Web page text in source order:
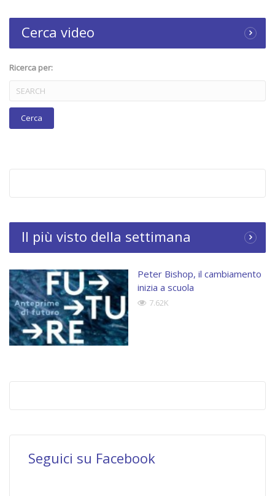
Cerca video
Ricerca per:
Il più visto della settimana
Peter Bishop, il cambiamento
inizia a scuola
7.62K
Seguici su Facebook